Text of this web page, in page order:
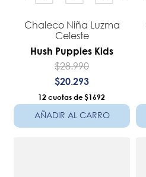
Chaleco Niña Luzma
Celeste
Hush Puppies Kids
$28.990
$20 293
12 $1692
AÑADIR AL CARRO